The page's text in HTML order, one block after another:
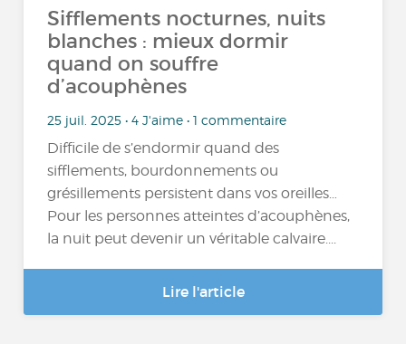
Sifflements nocturnes, nuits
blanches : mieux dormir
quand on souffre
d’acouphènes
25 juil. 2025 • 4 J'aime • 1 commentaire
Difficile de s’endormir quand des
sifflements, bourdonnements ou
grésillements persistent dans vos oreilles…
Pour les personnes atteintes d’acouphènes,
la nuit peut devenir un véritable calvaire....
Lire l'article